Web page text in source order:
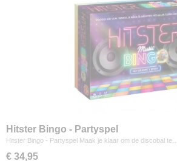
Hitster Bingo - Partyspel
Hitster Bingo - Partyspel Maak je klaar om de discobal te…
€ 34,95